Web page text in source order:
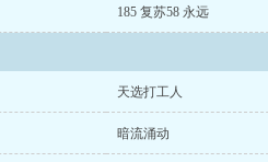
185 复苏58 永远
天选打工人
暗流涌动